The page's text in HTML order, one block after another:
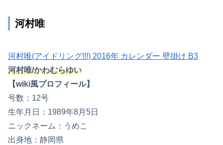
河村唯
河村唯(アイドリング!!!) 2016年 カレンダー 壁掛け B3
河村唯/かわむらゆい
【wiki風プロフィール】
号数：12号
生年月日：1989年8月5日
ニックネーム：うめこ
出身地：静岡県